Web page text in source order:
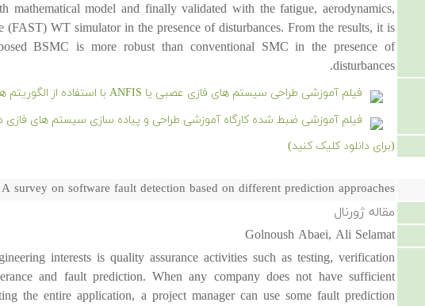
mathematical model and finally validated with the fatigue, aerodynamics,
(FAST) WT simulator in the presence of disturbances. From the results, it is
BSMC is more robust than conventional SMC in the presence of
disturbances.
فیلم آموزشی طراحی سیستم های فازی عصبی یا ANFIS با استفاده از الگوریتم های فرا ابتکاری و تکاملی
فیلم آموزشی ضبط شده کارگاه آموزشی طراحی و پیاده سازی سیستم های فازی
(برای دانلود کلیک کنید)
A survey on software fault detection based on different prediction approaches
مقاله ژورنال
Golnoush Abaei, Ali Selamat
interests is quality assurance activities such as testing, verification
and fault prediction. When any company does not have sufficient
the entire application, a project manager can use some fault prediction